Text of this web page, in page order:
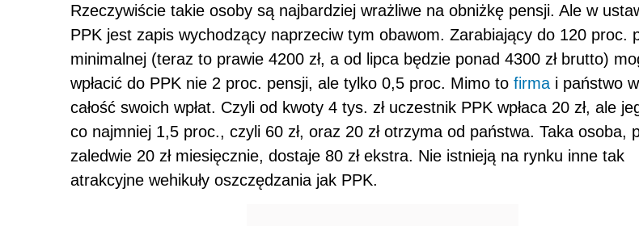
Rzeczywiście takie osoby są najbardziej wrażliwe na obniżkę pensji. Ale w
PPK jest zapis wychodzący naprzeciw tym obawom. Zarabiający do 120 proc.
minimalnej (teraz to prawie 4200 zł, a od lipca będzie ponad 4300 zł brutto)
wpłacić do PPK nie 2 proc. pensji, ale tylko 0,5 proc. Mimo to firma i państwo
całość swoich wpłat. Czyli od kwoty 4 tys. zł uczestnik PPK wpłaca 20 zł, ale
co najmniej 1,5 proc., czyli 60 zł, oraz 20 zł otrzyma od państwa. Taka osoba,
zaledwie 20 zł miesięcznie, dostaje 80 zł ekstra. Nie istnieją na rynku inne tak
atrakcyjne wehikuły oszczędzania jak PPK.